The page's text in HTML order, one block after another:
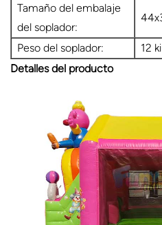
Tamaño del embalaje
del soplador:
Peso del soplador:
12
Detalles del producto